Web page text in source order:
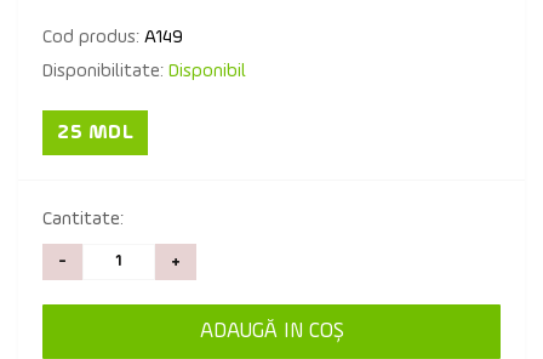
Cod produs: A149
Disponibilitate: Disponibil
25 MDL
Cantitate:
- +
ADAUGĂ IN COŞ